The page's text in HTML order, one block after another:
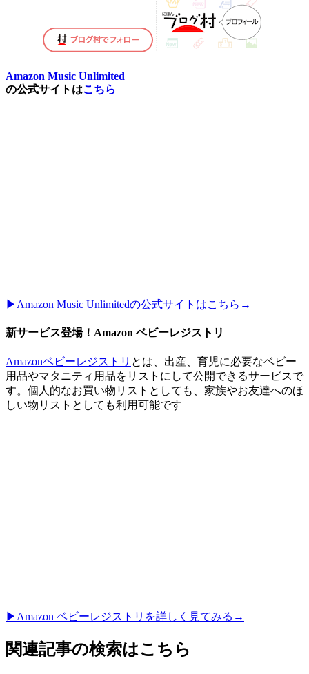
Amazon Music Unlimited
の公式サイトはこちら
▶︎Amazon Music Unlimitedの公式サイトはこちら→
新サービス登場！Amazon ベビーレジストリ
Amazonベビーレジストリ とは、出産、育児に必要なベビー
用品やマタニティ用品をリストにして公開できるサービスで
す。個人的なお買い物リストとしても、家族やお友達へのほ
しい物リストとしても利用可能です
▶︎Amazon ベビーレジストリを詳しく見てみる→
関連記事の検索はこちら